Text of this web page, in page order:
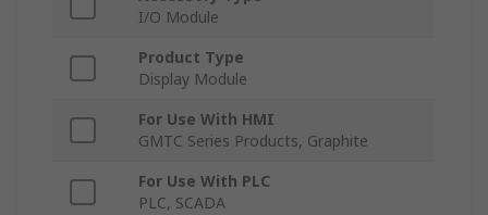
I/O Module
Product Type
Display Module
For Use With HMI
GMTC Series Products, Graphite
For Use With PLC
PLC, SCADA